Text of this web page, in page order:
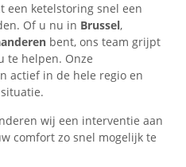
een ketelstoring snel een
Of u nu in Brussel,
bent, ons team grijpt
te helpen. Onze
actief in de hele regio en
wij een interventie aan
comfort zo snel mogelijk te